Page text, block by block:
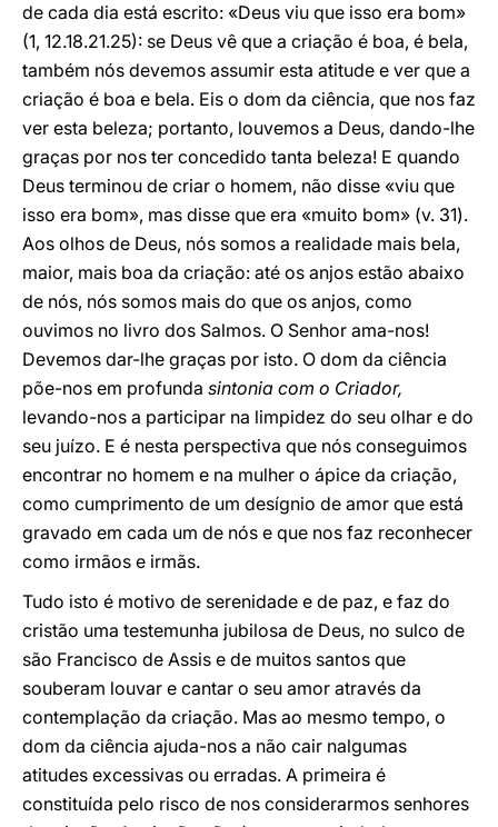
de cada dia está escrito: «Deus viu que isso era bom»
(1, 12.18.21.25): se Deus vê que a criação é boa, é bela,
também nós devemos assumir esta atitude e ver que a
criação é boa e bela. Eis o dom da ciência, que nos faz
ver esta beleza; portanto, louvemos a Deus, dando-lhe
graças por nos ter concedido tanta beleza! E quando
Deus terminou de criar o homem, não disse «viu que
isso era bom», mas disse que era «muito bom» (v. 31).
Aos olhos de Deus, nós somos a realidade mais bela,
maior, mais boa da criação: até os anjos estão abaixo
de nós, nós somos mais do que os anjos, como
ouvimos no livro dos Salmos. O Senhor ama-nos!
Devemos dar-lhe graças por isto. O dom da ciência
põe-nos em profunda sintonia com o Criador,
levando-nos a participar na limpidez do seu olhar e do
seu juízo. E é nesta perspectiva que nós conseguimos
encontrar no homem e na mulher o ápice da criação,
como cumprimento de um desígnio de amor que está
gravado em cada um de nós e que nos faz reconhecer
como irmãos e irmãs.
Tudo isto é motivo de serenidade e de paz, e faz do
cristão uma testemunha jubilosa de Deus, no sulco de
são Francisco de Assis e de muitos santos que
souberam louvar e cantar o seu amor através da
contemplação da criação. Mas ao mesmo tempo, o
dom da ciência ajuda-nos a não cair nalgumas
atitudes excessivas ou erradas. A primeira é
constituída pelo risco de nos considerarmos senhores